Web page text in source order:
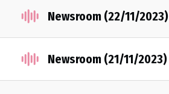
Newsroom (22/11/2023)
Newsroom (21/11/2023)